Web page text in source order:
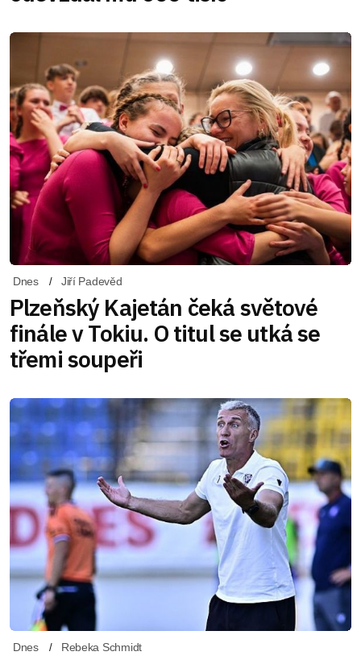
Dnes Jiří Padevěd
Plzeňský Kajetán čeká světové
finále v Tokiu. O titul se utká se
třemi soupeři
Dnes Rebeka Schmidt